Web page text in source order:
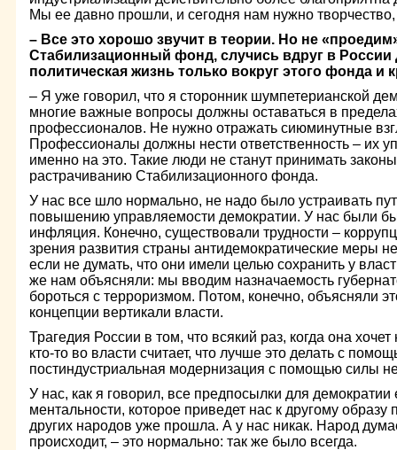
Мы ее давно прошли, и сегодня нам нужно
– Все это хорошо звучит в теории. Но не
Стабилизационный фонд, случись вдруг в России
политическая жизнь только вокруг этого фонда и
– Я уже говорил, что я сторонник шумпетерианской
многие важные вопросы должны оставаться в
профессионалов. Не нужно отражать сиюминутные
Профессионалы должны нести ответственность – их
именно на это. Такие люди не станут принимать
растрачиванию Стабилизационного фонда.
У нас все шло нормально, не надо было устраивать
повышению управляемости демократии. У нас были
инфляция. Конечно, существовали трудности –
зрения развития страны антидемократические меры
если не думать, что они имели целью сохранить у
же нам объясняли: мы вводим назначаемость
бороться с терроризмом. Потом, конечно, объясняли
концепции вертикали власти.
Трагедия России в том, что всякий раз, когда она
кто-то во власти считает, что лучше это делать с
постиндустриальная модернизация с помощью силы
У нас, как я говорил, все предпосылки для демократии
ментальности, которое приведет нас к другому
других народов уже прошла. А у нас никак. Народ
происходит, – это нормально: так же было всегда.